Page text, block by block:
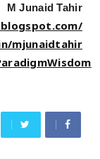
M Junaid Tahir
mjunaidtahir